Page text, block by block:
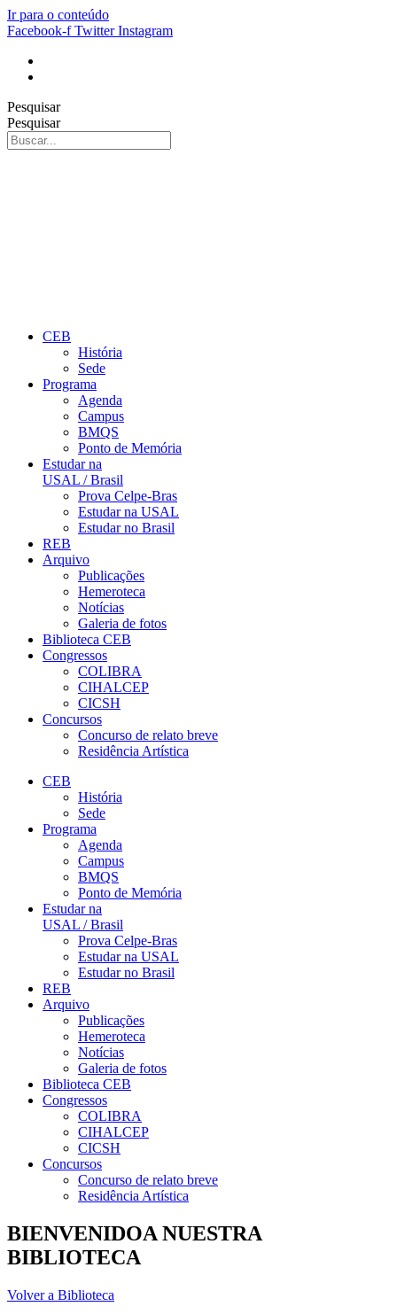
Ir para o conteúdo
Facebook-f Twitter Instagram
Pesquisar
Pesquisar
CEB
História
Sede
Programa
Agenda
Campus
BMQS
Ponto de Memória
Estudar na
USAL / Brasil
Prova Celpe-Bras
Estudar na USAL
Estudar no Brasil
REB
Arquivo
Publicações
Hemeroteca
Notícias
Galeria de fotos
Biblioteca CEB
Congressos
COLIBRA
CIHALCEP
CICSH
Concursos
Concurso de relato breve
Residência Artística
CEB
História
Sede
Programa
Agenda
Campus
BMQS
Ponto de Memória
Estudar na
USAL / Brasil
Prova Celpe-Bras
Estudar na USAL
Estudar no Brasil
REB
Arquivo
Publicações
Hemeroteca
Notícias
Galeria de fotos
Biblioteca CEB
Congressos
COLIBRA
CIHALCEP
CICSH
Concursos
Concurso de relato breve
Residência Artística
BIENVENIDOA NUESTRA
BIBLIOTECA
Volver a Biblioteca